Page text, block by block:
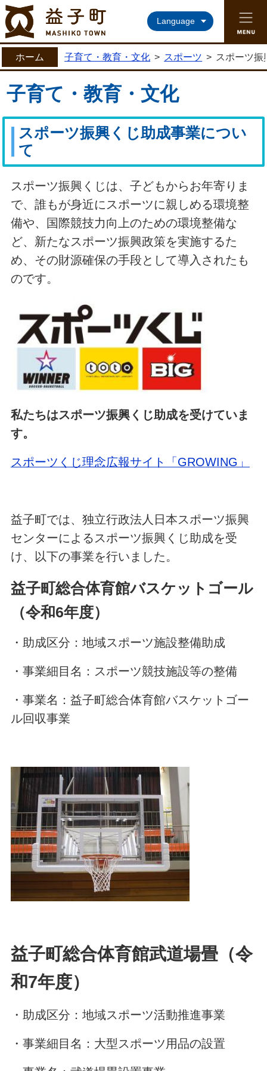
益子町ホームページ
Language
ホーム 子育て・教育・文化 > スポーツ > スポーツ振
子育て・教育・文化
スポーツ振興くじ助成事業につい
て
スポーツ振興くじは、子どもからお年寄りま
で、誰もが身近にスポーツに親しめる環境整
備や、国際競技力向上のための環境整備な
ど、新たなスポーツ振興政策を実施するた
め、その財源確保の手段として導入されたも
のです。
私たちはスポーツ振興くじ助成を受けていま
す。
スポーツくじ理念広報サイト「GROWING」
益子町では、独立行政法人日本スポーツ振興
センターによるスポーツ振興くじ助成を受
け、以下の事業を行いました。
益子町総合体育館バスケットゴール
（令和6年度）
・助成区分：地域スポーツ施設整備助成
・事業細目名：スポーツ競技施設等の整備
・事業名：益子町総合体育館バスケットゴー
ル回収事業
益子町総合体育館武道場畳（令
和7年度）
・助成区分：地域スポーツ活動推進事業
・事業細目名：大型スポーツ用品の設置